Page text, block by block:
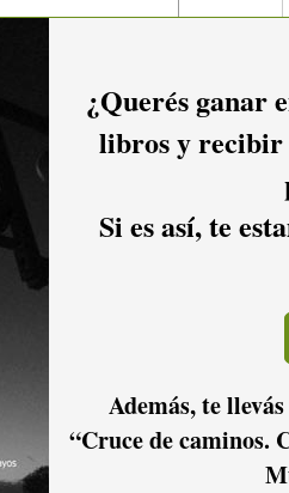
¿Querés ganar
libros y recibir
Si es así, te
Además, te
“Cruce de caminos.